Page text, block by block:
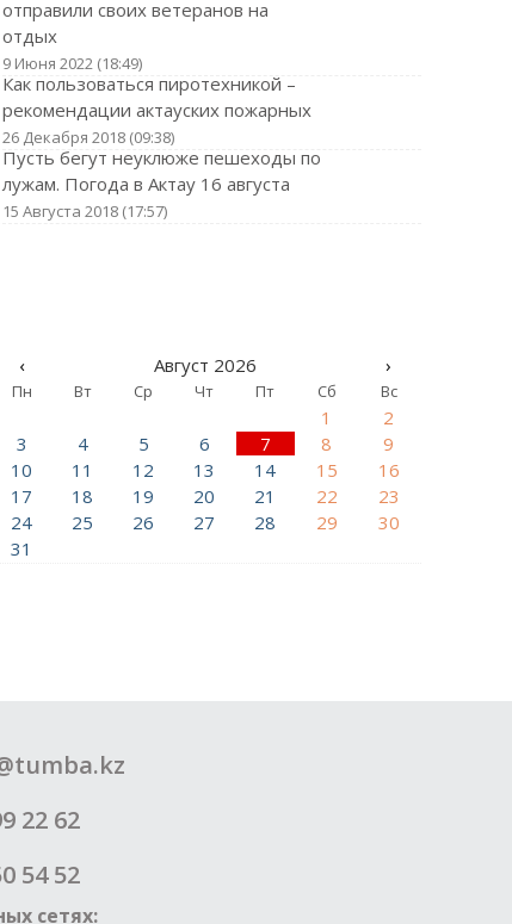
отправили своих ветеранов на
отдых
9 Июня 2022 (18:49)
Как пользоваться пиротехникой –
рекомендации актауских пожарных
26 Декабря 2018 (09:38)
Пусть бегут неуклюже пешеходы по
лужам. Погода в Актау 16 августа
15 Августа 2018 (17:57)
‹ Август 2026 ›
Пн Вт Ср Чт Пт Сб Вс
1
2
3
4 5 6 7 8
9
10
11 12 13 14 15
16
17
18 19 20 21 22
23
24
25 26 27 28 29
30
31
22 62
54 52
сетях: